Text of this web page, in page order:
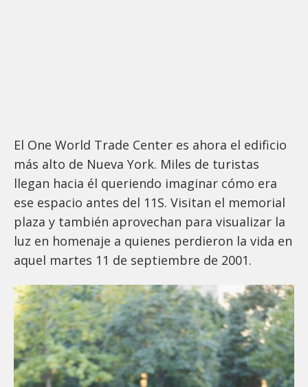
El One World Trade Center es ahora el edificio
más alto de Nueva York. Miles de turistas
llegan hacia él queriendo imaginar cómo era
ese espacio antes del 11S. Visitan el memorial
plaza y también aprovechan para visualizar la
luz en homenaje a quienes perdieron la vida en
aquel martes 11 de septiembre de 2001.